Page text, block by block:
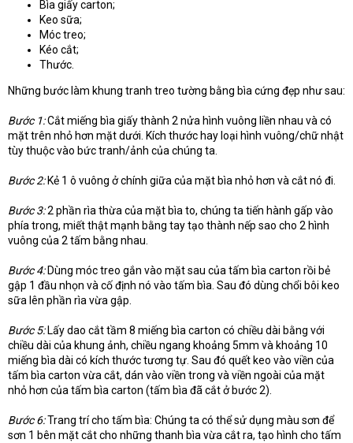
Bìa giấy carton;
Keo sữa;
Móc treo;
Kéo cắt;
Thước.
Những bước làm khung tranh treo tường bằng bìa cứng đẹp như sau:
Bước 1:Cắt miếng bìa giấy thành 2 nửa hình vuông liền nhau và có
mặt trên nhỏ hơn mặt dưới. Kích thước hay loại hình vuông/chữ nhật
tùy thuộc vào bức tranh/ảnh của chúng ta.
Bước 2:Kẻ 1 ô vuông ở chính giữa của mặt bìa nhỏ hơn và cắt nó đi.
Bước 3:2 phần rìa thừa của mặt bìa to, chúng ta tiến hành gấp vào
phía trong, miết thật mạnh bằng tay tạo thành nếp sao cho 2 hình
vuông của 2 tấm bằng nhau.
Bước 4:Dùng móc treo gắn vào mặt sau của tấm bìa carton rồi bẻ
gập 1 đầu nhọn và cố định nó vào tấm bìa. Sau đó dùng chổi bôi keo
sữa lên phần rìa vừa gập.
Bước 5:Lấy dao cắt tầm 8 miếng bìa carton có chiều dài bằng với
chiều dài của khung ảnh, chiều ngang khoảng 5mm và khoảng 10
miếng bìa dài có kích thước tương tự. Sau đó quết keo vào viền của
tấm bìa carton vừa cắt, dán vào viền trong và viền ngoài của mặt
nhỏ hơn của tấm bìa carton (tấm bìa đã cắt ở bước 2).
Bước 6:Trang trí cho tấm bìa: Chúng ta có thể sử dụng màu sơn để
sơn 1 bên mặt cắt cho những thanh bìa vừa cắt ra, tạo hình cho tấm